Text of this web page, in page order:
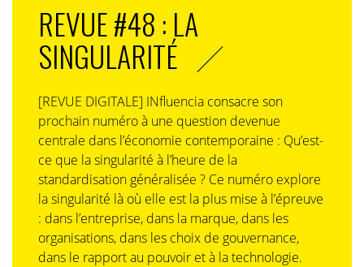
REVUE #48 : LA
SINGULARITÉ
[REVUE DIGITALE] INfluencia consacre son
prochain numéro à une question devenue
centrale dans l’économie contemporaine : Qu’est-
ce que la singularité à l’heure de la
standardisation généralisée ? Ce numéro explore
la singularité là où elle est la plus mise à l’épreuve
: dans l’entreprise, dans la marque, dans les
organisations, dans les choix de gouvernance,
dans le rapport au pouvoir et à la technologie.